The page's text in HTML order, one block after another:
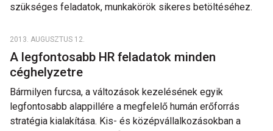
szükséges feladatok, munkakörök sikeres betöltéséhez.
2013. AUGUSZTUS 12.
A legfontosabb HR feladatok minden
céghelyzetre
Bármilyen furcsa, a változások kezelésének egyik
legfontosabb alappillére a megfelelő humán erőforrás
stratégia kialakítása. Kis- és középvállalkozásokban a